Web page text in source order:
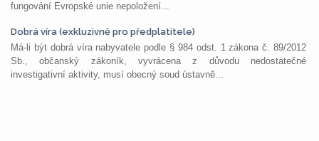
fungování Evropské unie nepoložení...
Dobrá víra (exkluzivně pro předplatitele)
Má-li být dobrá víra nabyvatele podle § 984 odst. 1 zákona č. 89/2012
Sb., občanský zákoník, vyvrácena z důvodu nedostatečné
investigativní aktivity, musí obecný soud ústavně...